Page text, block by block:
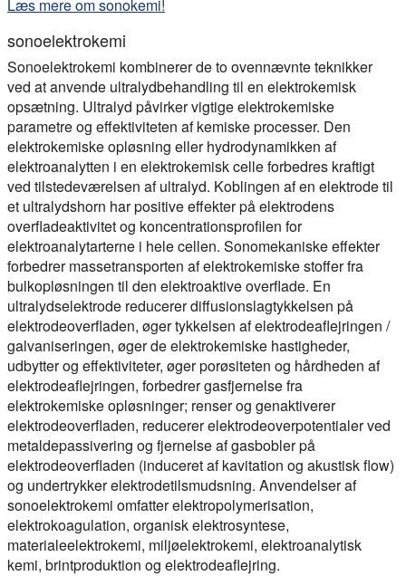
Læs mere om sonokemi!
sonoelektrokemi
Sonoelektrokemi kombinerer de to ovennævnte teknikker
ved at anvende ultralydbehandling til en elektrokemisk
opsætning. Ultralyd påvirker vigtige elektrokemiske
parametre og effektiviteten af kemiske processer. Den
elektrokemiske opløsning eller hydrodynamikken af
elektroanalytten i en elektrokemisk celle forbedres kraftigt
ved tilstedeværelsen af ultralyd. Koblingen af en elektrode til
et ultralydshorn har positive effekter på elektrodens
overfladeaktivitet og koncentrationsprofilen for
elektroanalytarterne i hele cellen. Sonomekaniske effekter
forbedrer massetransporten af elektrokemiske stoffer fra
bulkopløsningen til den elektroaktive overflade. En
ultralydselektrode reducerer diffusionslagtykkelsen på
elektrodeoverfladen, øger tykkelsen af elektrodeaflejringen /
galvaniseringen, øger de elektrokemiske hastigheder,
udbytter og effektiviteter, øger porøsiteten og hårdheden af
elektrodeaflejringen, forbedrer gasfjernelse fra
elektrokemiske opløsninger; renser og genaktiverer
elektrodeoverfladen, reducerer elektrodeoverpotentialer ved
metaldepassivering og fjernelse af gasbobler på
elektrodeoverfladen (induceret af kavitation og akustisk flow)
og undertrykker elektrodetilsmudsning. Anvendelser af
sonoelektrokemi omfatter elektropolymerisation,
elektrokoagulation, organisk elektrosyntese,
materialeelektrokemi, miljøelektrokemi, elektroanalytisk
kemi, brintproduktion og elektrodeaflejring.